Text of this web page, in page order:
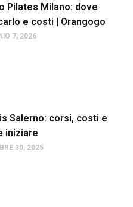
Pilates Milano: dove
e costi | Orangogo
7, 2026
Salerno: corsi, costi e
iniziare
30, 2025